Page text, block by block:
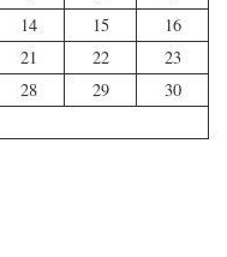
14 15
16
21 22
23
28 29
30